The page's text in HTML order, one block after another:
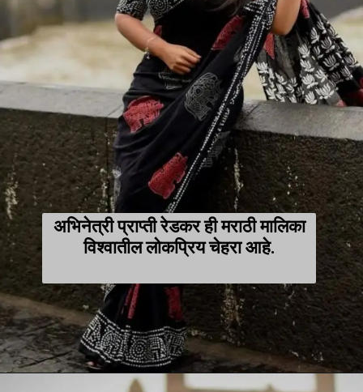
अभिनेत्री प्राप्ती रेडकर ही मराठी मालिका
विश्वातील लोकप्रिय चेहरा आहे.